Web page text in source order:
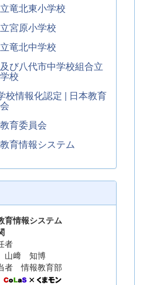
竜北東小学校
宮原小学校
竜北中学校
び八代市中学校組合立
校
校情報化認定 | 日本教育
育委員会
育情報システム
育情報システム
者
﨑 知博
者 情報教育部